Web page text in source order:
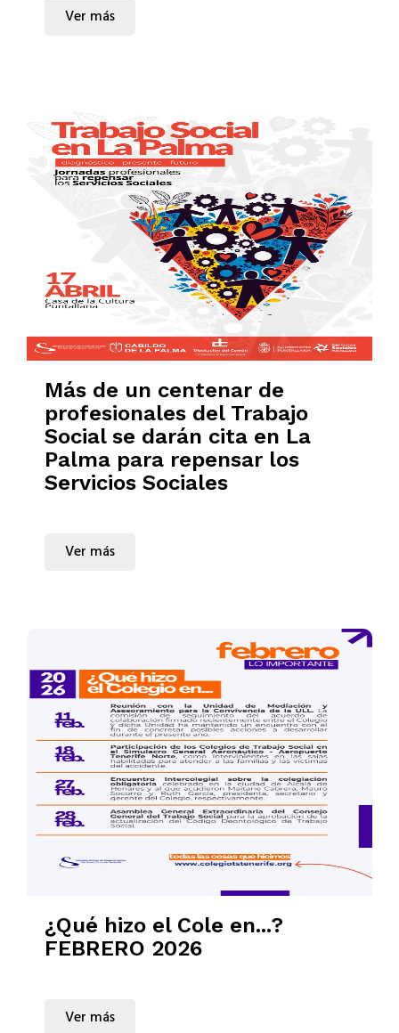
Ver más
Más de un centenar de
profesionales del Trabajo
Social se darán cita en La
Palma para repensar los
Servicios Sociales
Ver más
¿Qué hizo el Cole en...?
FEBRERO 2026
Ver más